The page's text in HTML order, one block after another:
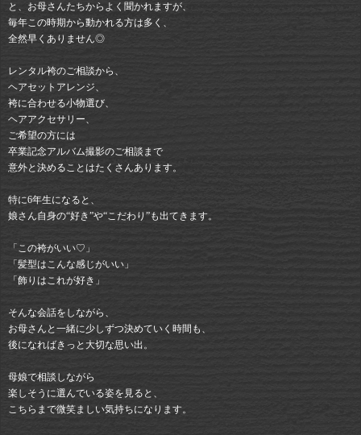
と、お母さんたちからよく聞かれますが、
毎年この時期から動かれる方は多く、
全然早くありません◎
レンタル袴のご相談から、
ヘアセットアレンジ、
袴に合わせる小物選び、
ヘアアクセサリー、
ご希望の方には
卒業記念アルバム撮影のご相談まで
意外と決めることはたくさんあります。
特に6年生になると、
娘さん自身の“好き”や“こだわり”も出てきます。
「この袴がいい♡」
「髪型はこんな感じがいい」
「飾りはこれが好き」
そんな会話をしながら、
お母さんと一緒に少しずつ決めていく時間も、
後になればきっと大切な思い出。
母娘で相談しながら
楽しそうに選んでいる姿を見ると、
こちらまで微笑ましい気持ちになります。